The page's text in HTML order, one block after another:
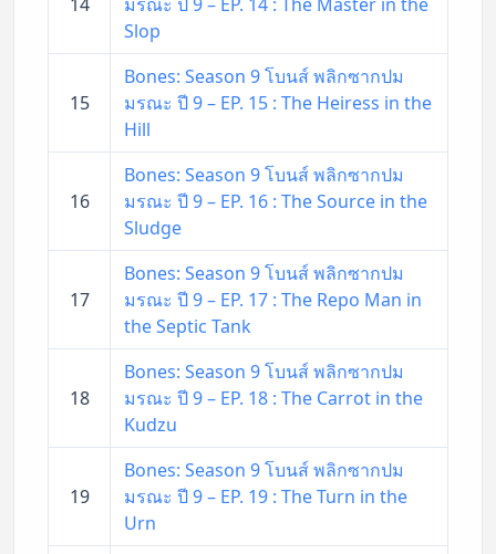
Slop
15
Bones: Season 9 โบนส์ พลิกซากปม
มรณะ ปี 9 – EP. 15 : The Heiress in the
Hill
16
Bones: Season 9 โบนส์ พลิกซากปม
มรณะ ปี 9 – EP. 16 : The Source in the
Sludge
17
Bones: Season 9 โบนส์ พลิกซากปม
มรณะ ปี 9 – EP. 17 : The Repo Man in
the Septic Tank
18
Bones: Season 9 โบนส์ พลิกซากปม
มรณะ ปี 9 – EP. 18 : The Carrot in the
Kudzu
19
Bones: Season 9 โบนส์ พลิกซากปม
มรณะ ปี 9 – EP. 19 : The Turn in the
Urn